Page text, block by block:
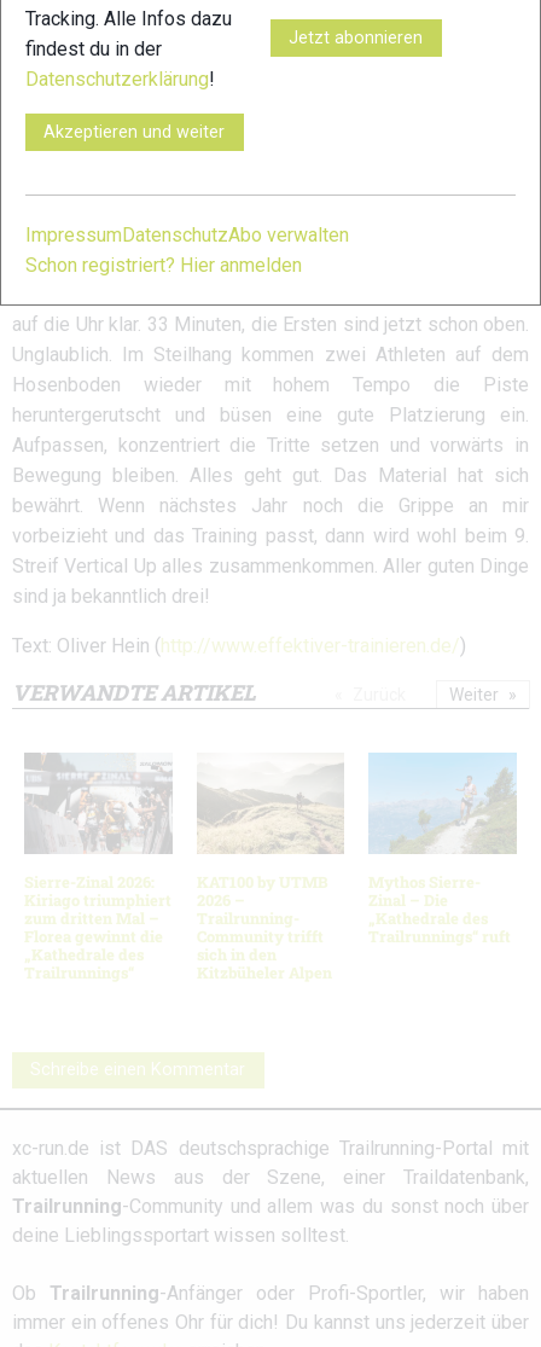
Aller guten Dinge sind drei
Die Piste ist nahezu perfekt. Nur selten schimmert das Eis
unter der festen Schneedecke durch und die Spikes machen
ihrem Namen griffig alle Ehre. Wie befürchtet, kann der Körper
dem Leistungspotenzial der Ausrüstung nicht gerecht
schneller als letztes Jahr und doch ganz zufrieden, als nach
50 Minuten das Starthäuschen oben im Nebel erreicht ist.
Ganz vorne ist das Tempo vom Startschuss an brutal schnell,
auf die Uhr klar. 33 Minuten, die Ersten sind jetzt schon oben.
Unglaublich. Im Steilhang kommen zwei Athleten auf dem
Hosenboden wieder mit hohem Tempo die Piste
heruntergerutscht und büsen eine gute Platzierung ein.
Aufpassen, konzentriert die Tritte setzen und vorwärts in
Bewegung bleiben. Alles geht gut. Das Material hat sich
bewährt. Wenn nächstes Jahr noch die Grippe an mir
vorbeizieht und das Training passt, dann wird wohl beim 9.
Streif Vertical Up alles zusammenkommen. Aller guten Dinge
sind ja bekanntlich drei!
Text: Oliver Hein (http://www.effektiver-trainieren.de/)
VERWANDTE ARTIKEL
Sierre-Zinal 2026:
Kiriago triumphiert
zum dritten Mal –
Florea gewinnt die
„Kathedrale des
Trailrunnings“
KAT100 by UTMB
2026 –
Trailrunning-
Community trifft
sich in den
Kitzbüheler Alpen
Mythos Sierre-
Zinal – Die
„Kathedrale des
Trailrunnings“ ruft
Weiter
Schreibe einen Kommentar
xc-run.de ist DAS deutschsprachige Trailrunning-Portal mit
aktuellen News aus der Szene, einer Traildatenbank,
Trailrunning-Community und allem was du sonst noch über
deine Lieblingssportart wissen solltest.
Ob Trailrunning-Anfänger oder Profi-Sportler, wir haben
immer ein offenes Ohr für dich! Du kannst uns jederzeit über
Tracking. Alle Infos dazu
findest du in der
Datenschutzerklärung!
Akzeptieren und weiter
Jetzt abonnieren
ImpressumDatenschutzAbo verwalten
Schon registriert? Hier anmelden